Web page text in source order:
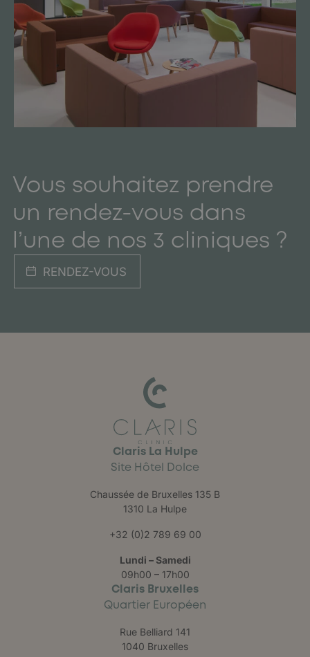
Vous souhaitez prendre
un rendez-vous dans
l’une de nos 3 cliniques ?
RENDEZ-VOUS
Claris La Hulpe
Site Hôtel Dolce
Chaussée de Bruxelles 135 B
1310 La Hulpe
+32 (0)2 789 69 00
Lundi – Samedi
09h00 – 17h00
Claris Bruxelles
Quartier Européen
Rue Belliard 141
1040 Bruxelles